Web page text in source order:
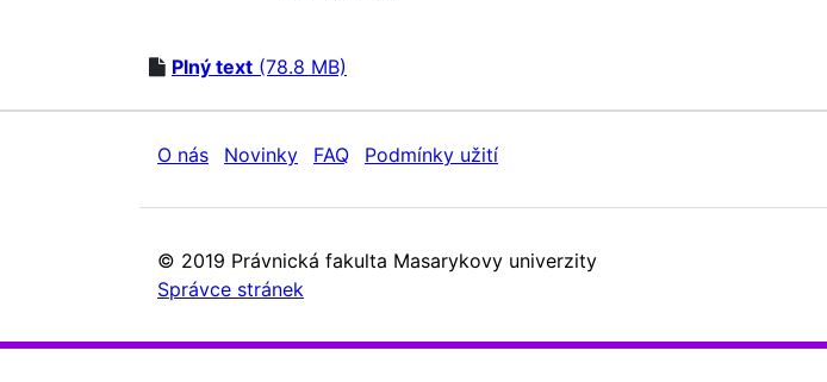
Plný text (78.8 MB)
O nás Novinky FAQ Podmínky užití
© 2019 Právnická fakulta Masarykovy univerzity
Správce stránek